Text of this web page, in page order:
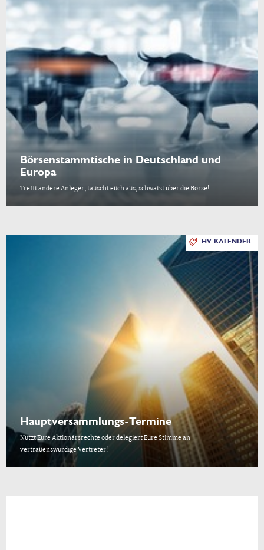
Börsenstammtische in Deutschland und
Europa
Trefft andere Anleger, tauscht euch aus, schwatzt über die Börse!
HV-KALENDER
Hauptversammlungs-Termine
Nutzt Eure Aktionärsrechte oder delegiert Eure Stimme an
vertrauenswürdige Vertreter!